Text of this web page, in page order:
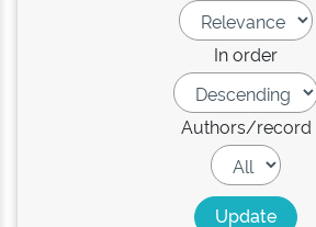
In order
Authors/record